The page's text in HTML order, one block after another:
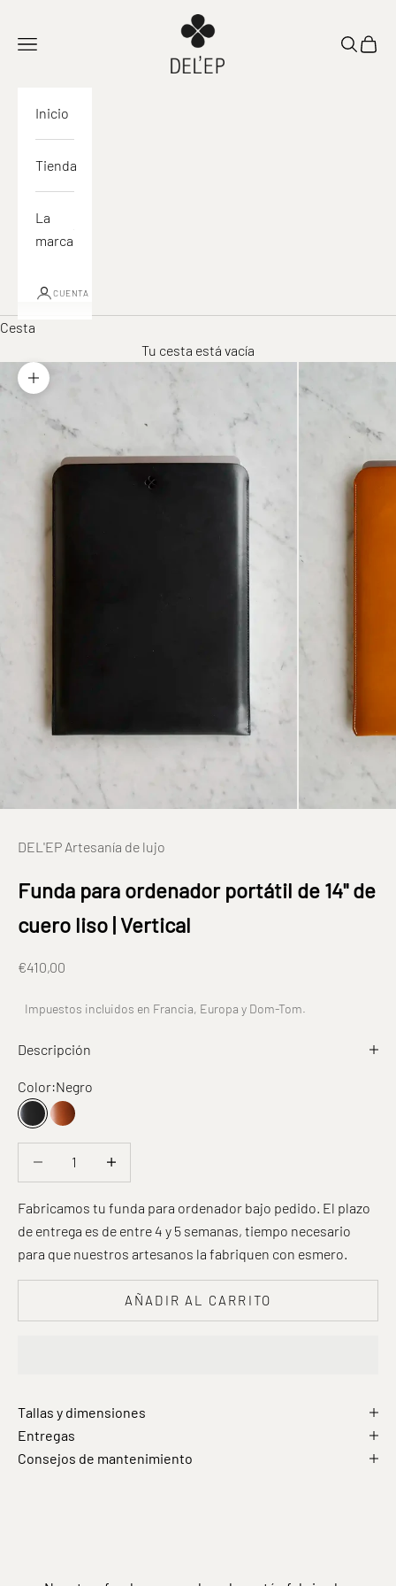
Abrir navegación
Abrir la
Ver
Inicio
Tienda
La
marca
CUENTA
Cesta
Tu cesta está vacía
Acercar la imagen
DEL'EP Artesanía de lujo
Funda para ordenador portátil de 14" de
cuero liso | Vertical
Prix de vente
€410,00
Impuestos incluidos en Francia, Europa y Dom-Tom.
Descripción
Color:Negro
NegroFauve
Disminuir la cantidadDisminuir la cantidad
Fabricamos tu funda para ordenador bajo pedido. El plazo
de entrega es de entre 4 y 5 semanas, tiempo necesario
para que nuestros artesanos la fabriquen con esmero.
AÑADIR AL CARRITO
Tallas y dimensiones
Entregas
Consejos de mantenimiento